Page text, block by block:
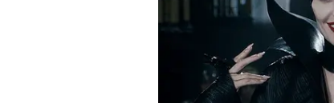
చెప్పాడు.. “నా ఎడమ చేతికి కొద్దిగా
ఆ కుండలోని నీరు దారిపొడవునా
ఇంత అందంగా పెరిగాయి.” “ప్రతి
ఉపయోగపడుతోంది. అందుకే ఈ